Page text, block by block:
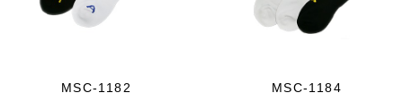
MSC-1184 MSC-1188